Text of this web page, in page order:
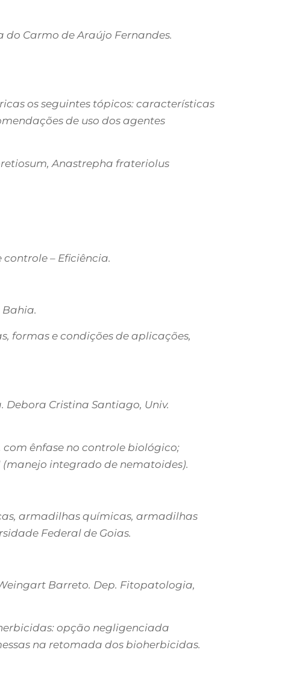
Carmo de Araújo Fernandes.
os seguintes tópicos: características
de uso dos agentes
Anastrepha frateriolus
– Eficiência.
formas e condições de aplicações,
Cristina Santiago, Univ.
ênfase no controle biológico;
integrado de nematoides).
armadilhas químicas, armadilhas
Federal de Goias.
Barreto. Dep. Fitopatologia,
opção negligenciada
na retomada dos bioherbicidas.